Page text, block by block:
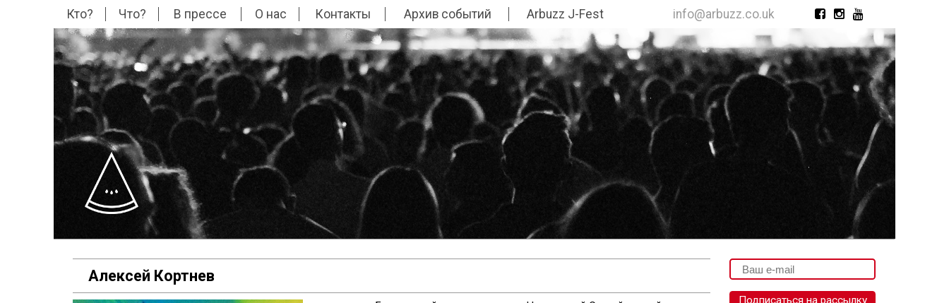
Кто? Что? В прессе О нас Контакты Архив событий Arbuzz J-Fest info@arbuzz.co.uk
Алексей Кортнев